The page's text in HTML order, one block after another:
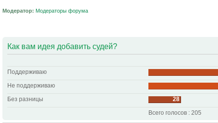
Модератор: Модераторы форума
Как вам идея добавить судей?
Поддерживаю
Не поддерживаю
Без разницы
28
Всего голосов : 205